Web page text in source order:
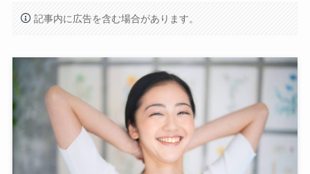
記事内に広告を含む場合があります。